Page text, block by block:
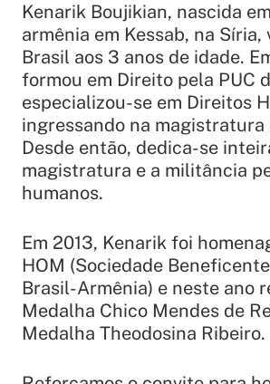
Kenarik Boujikian, nascida
armênia em Kessab, na Síria,
Brasil aos 3 anos de idade.
formou em Direito pela PUC
especializou-se em Direitos
ingressando na magistratura
Desde então, dedica-se
magistratura e a militância
humanos.
Em 2013, Kenarik foi
HOM (Sociedade
Brasil-Armênia) e neste ano
Medalha Chico Mendes de
Medalha Theodosina Ribeiro.